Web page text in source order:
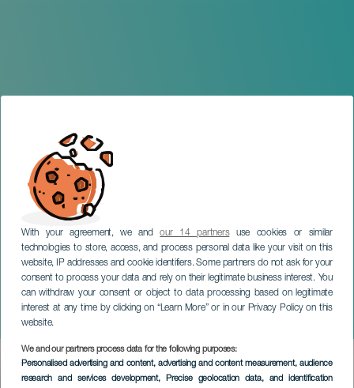
With your agreement, we andour 14 partnersuse cookies or similar
technologies to store, access, and process personal data like your visit on this
website, IP addresses and cookie identifiers. Some partners do not ask for your
consent to process your data and rely on their legitimate business interest. You
can withdraw your consent or object to data processing based on legitimate
interest at any time by clicking on “Learn More” or in our Privacy Policy on this
website.
We and our partners process data for the following purposes:
Personalised advertising and content, advertising and content measurement, audience
research and services development, Precise geolocation data, and identification
Maspalomas Pride
GRAN CANARIA
Imagen
Listado